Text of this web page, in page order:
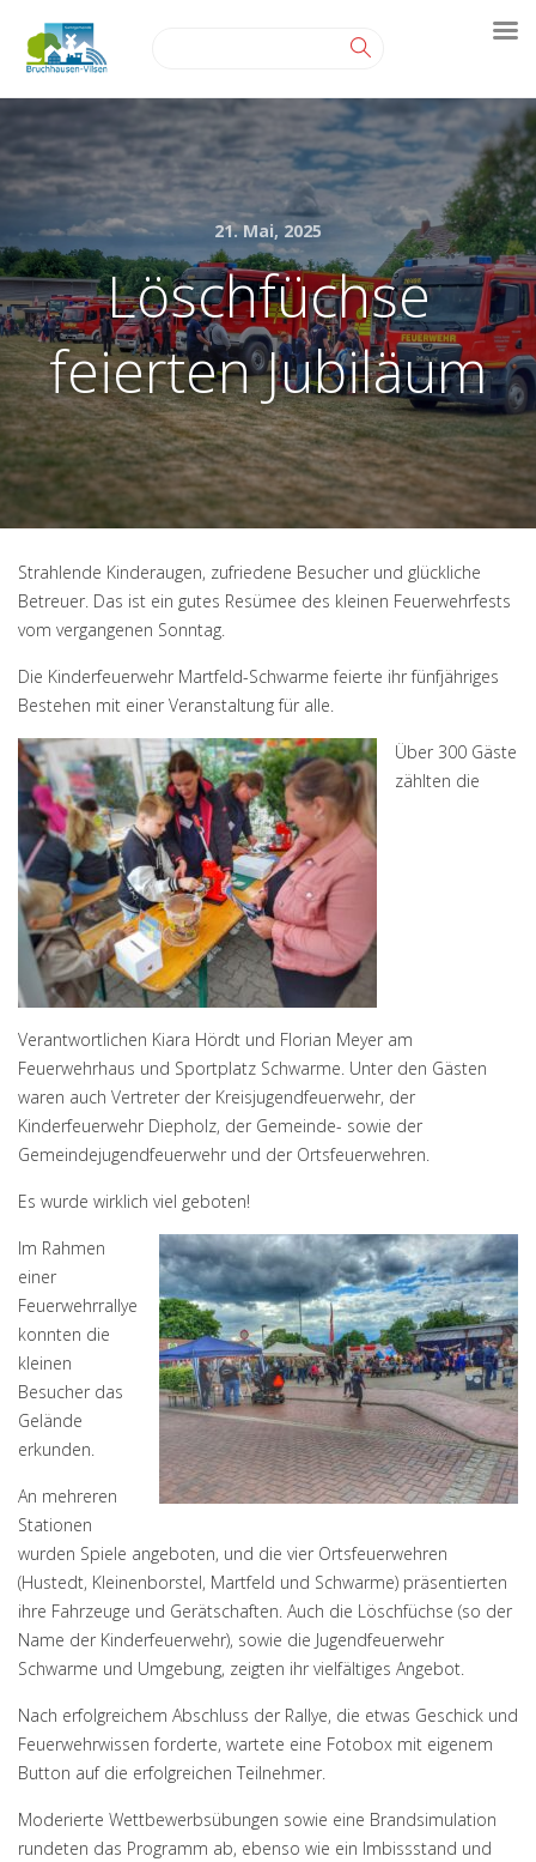
21. Mai, 2025
Löschfüchse
feierten Jubiläum
Strahlende Kinderaugen, zufriedene Besucher und glückliche
Betreuer. Das ist ein gutes Resümee des kleinen Feuerwehrfests
vom vergangenen Sonntag.
Die Kinderfeuerwehr Martfeld-Schwarme feierte ihr fünfjähriges
Bestehen mit einer Veranstaltung für alle.
Über 300 Gäste
zählten die
Verantwortlichen Kiara Hördt und Florian Meyer am
Feuerwehrhaus und Sportplatz Schwarme. Unter den Gästen
waren auch Vertreter der Kreisjugendfeuerwehr, der
Kinderfeuerwehr Diepholz, der Gemeinde- sowie der
Gemeindejugendfeuerwehr und der Ortsfeuerwehren.
Es wurde wirklich viel geboten!
Im Rahmen
einer
Feuerwehrrallye
konnten die
kleinen
Besucher das
Gelände
erkunden.
An mehreren
Stationen
wurden Spiele angeboten, und die vier Ortsfeuerwehren
(Hustedt, Kleinenborstel, Martfeld und Schwarme) präsentierten
ihre Fahrzeuge und Gerätschaften. Auch die Löschfüchse (so der
Name der Kinderfeuerwehr), sowie die Jugendfeuerwehr
Schwarme und Umgebung, zeigten ihr vielfältiges Angebot.
Nach erfolgreichem Abschluss der Rallye, die etwas Geschick und
Feuerwehrwissen forderte, wartete eine Fotobox mit eigenem
Button auf die erfolgreichen Teilnehmer.
Moderierte Wettbewerbsübungen sowie eine Brandsimulation
rundeten das Programm ab, ebenso wie ein Imbissstand und